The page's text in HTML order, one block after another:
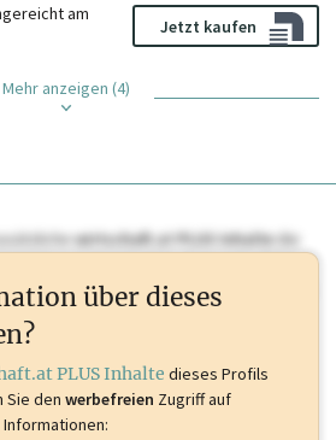
am
Jetzt kaufen
Mehr anzeigen (4)
wirtschaft.at PLUS Inhaltedie
können. Schalten Sie dieses Profil frei
diese Inhalte zu sehen. wirtschaft.at PLUS
OTS-Aussendungen, und viele
über dieses
PLUS Inhalte dieses Profils
Sie den werbefreien Zugriff auf